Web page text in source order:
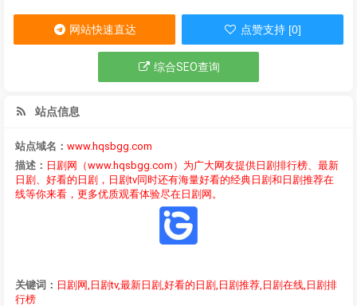
网站快速直达 点赞支持 [0]
综合SEO查询
站点信息
站点域名： www.hqsbgg.com
描述： 日剧网（www.hqsbgg.com）为广大网友提供日剧排行榜、最新
日剧、好看的日剧，日剧tv同时还有海量好看的经典日剧和日剧推荐在
线等你来看，更多优质观看体验尽在日剧网。
关键词： 日剧网,日剧tv,最新日剧,好看的日剧,日剧推荐,日剧在线,日剧排
行榜